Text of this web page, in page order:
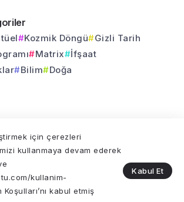
Kozmik Döngü
Gizli Tarih
Matrix
İfşaat
Bilim Doğa
Boyutu Tüm Hakları Saklıdır
için çerezleri
kullanmaya devam ederek
kullanim-
kabul etmiş
Kabul Et